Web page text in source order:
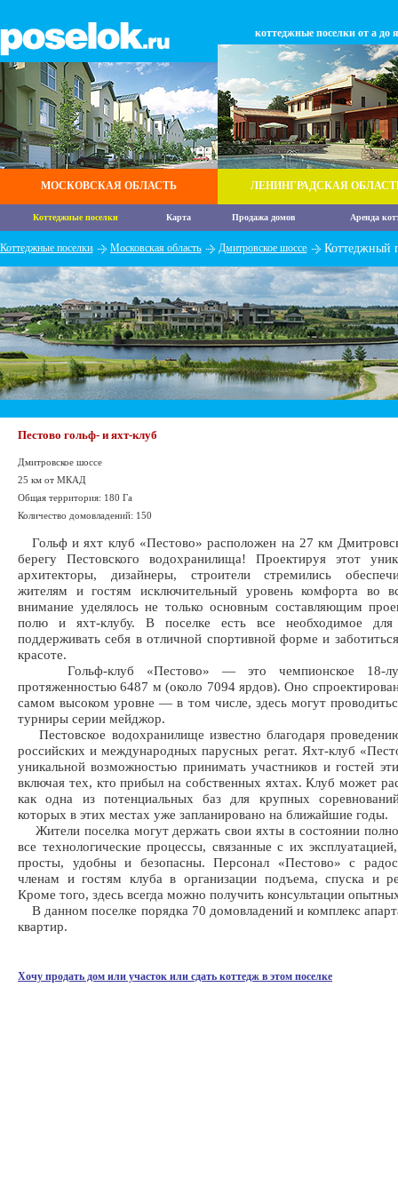
МОСКОВСКАЯ ОБЛАСТЬ
коттеджные поселки от а до я
ЛЕНИНГРАДСКАЯ
Коттеджные поселки Карта Продажа домов Аренда
Коттеджные поселки Московская область Дмитровское шоссе Коттеджный
Пестово гольф- и яхт-клуб
Дмитровское шоссе
25 км от МКАД
Общая территория: 180 Га
Количество домовладений: 150
Гольф и яхт клуб «Пестово» расположен на 27 км
берегу Пестовского водохранилища! Проектируя этот
архитекторы, дизайнеры, строители стремились
жителям и гостям исключительный уровень комфорта во
внимание уделялось не только основным составляющим
полю и яхт-клубу. В поселке есть все необходимое
поддерживать себя в отличной спортивной форме и
красоте.
Гольф-клуб «Пестово» — это чемпионское 18-
протяженностью 6487 м (около 7094 ярдов). Оно
самом высоком уровне — в том числе, здесь могут
турниры серии мейджор.
Пестовское водохранилище известно благодаря
российских и международных парусных регат. Яхт-клуб
уникальной возможностью принимать участников и гостей
включая тех, кто прибыл на собственных яхтах. Клуб может
как одна из потенциальных баз для крупных
которых в этих местах уже запланировано на ближайшие годы.
Жители поселка могут держать свои яхты в состоянии
все технологические процессы, связанные с их
просты, удобны и безопасны. Персонал «Пестово» с
членам и гостям клуба в организации подъема, спуска и
Кроме того, здесь всегда можно получить консультации
В данном поселке порядка 70 домовладений и комплекс
квартир.
Хочу продать дом или участок или сдать коттедж в этом поселке